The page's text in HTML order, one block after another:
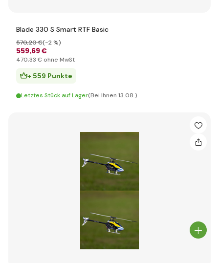
Blade 330 S Smart RTF Basic
559,69 €
570,20 €(-2 %)
470,33 € ohne MwSt
+ 559 Punkte
Letztes Stück auf Lager(Bei Ihnen 13.08.)